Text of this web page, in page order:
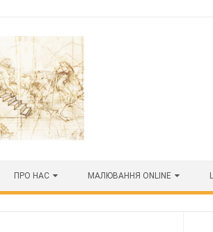
ПРО НАС МАЛЮВАННЯ ONLINE